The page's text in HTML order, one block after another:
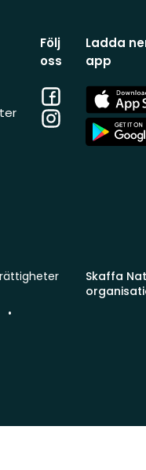
Följ
oss
Facebook
Instagram
Ladda
app
App
Store
App
Store
Skaffa